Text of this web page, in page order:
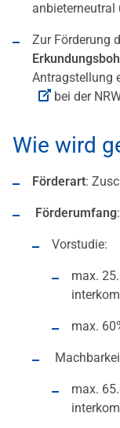
anbieterneutral
Zur Förderung
Antragstellung
bei der
Wie wird
Förderart:
Förderumfang:
Vorstudie:
max.
max.
max.